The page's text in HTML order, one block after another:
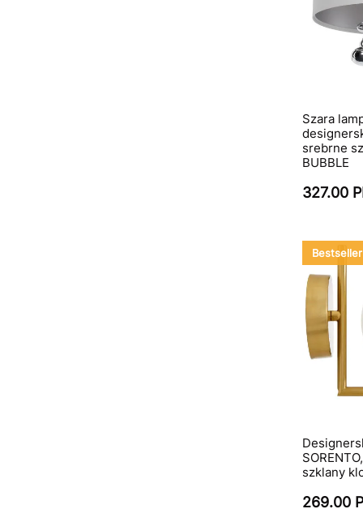
Szara
srebrne
BUBBLE
327.00
Bestseller
szklany
269.00